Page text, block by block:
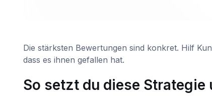
Die stärksten Bewertungen sind konkret. Hilf
dass es ihnen gefallen hat.
So setzt du diese Strategie